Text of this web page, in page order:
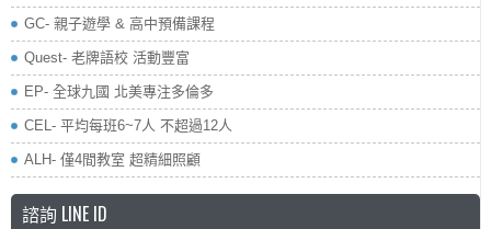
GC- 親子遊學 & 高中預備課程
Quest- 老牌語校 活動豐富
EP- 全球九國 北美專注多倫多
CEL- 平均每班6~7人 不超過12人
ALH- 僅4間教室 超精細照顧
諮詢 LINE ID